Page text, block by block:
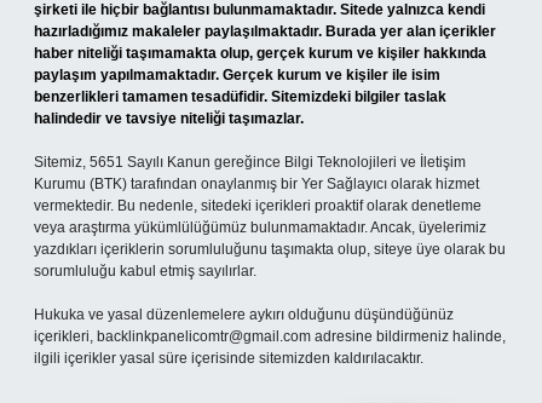
şirketi ile hiçbir bağlantısı bulunmamaktadır. Sitede yalnızca kendi
hazırladığımız makaleler paylaşılmaktadır. Burada yer alan içerikler
haber niteliği taşımamakta olup, gerçek kurum ve kişiler hakkında
paylaşım yapılmamaktadır. Gerçek kurum ve kişiler ile isim
benzerlikleri tamamen tesadüfidir. Sitemizdeki bilgiler taslak
halindedir ve tavsiye niteliği taşımazlar.
Sitemiz, 5651 Sayılı Kanun gereğince Bilgi Teknolojileri ve İletişim
Kurumu (BTK) tarafından onaylanmış bir Yer Sağlayıcı olarak hizmet
vermektedir. Bu nedenle, sitedeki içerikleri proaktif olarak denetleme
veya araştırma yükümlülüğümüz bulunmamaktadır. Ancak, üyelerimiz
yazdıkları içeriklerin sorumluluğunu taşımakta olup, siteye üye olarak bu
sorumluluğu kabul etmiş sayılırlar.
Hukuka ve yasal düzenlemelere aykırı olduğunu düşündüğünüz
içerikleri, backlinkpanelicomtr@gmail.com adresine bildirmeniz halinde,
ilgili içerikler yasal süre içerisinde sitemizden kaldırılacaktır.